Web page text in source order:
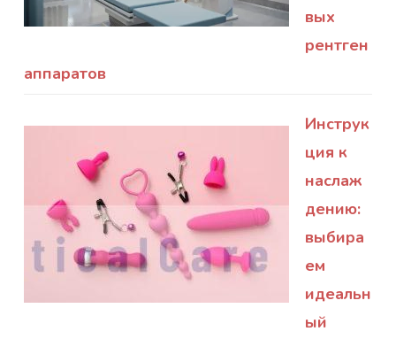
вых
рентген
аппаратов
Инструк
ция к
наслаж
дению:
выбира
ем
идеальн
ый